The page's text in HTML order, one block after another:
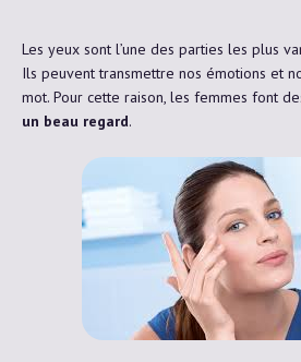
Les yeux sont l’une des parties les plus
Ils peuvent transmettre nos émotions et
mot. Pour cette raison, les femmes font
un beau regard.